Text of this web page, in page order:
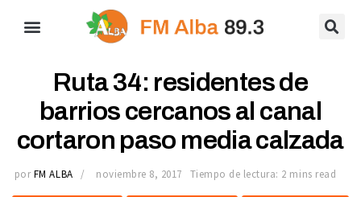
Ruta 34: residentes de
barrios cercanos al canal
cortaron paso media calzada
por FM ALBA noviembre 8, 2017 Tiempo de lectura: 2 mins read